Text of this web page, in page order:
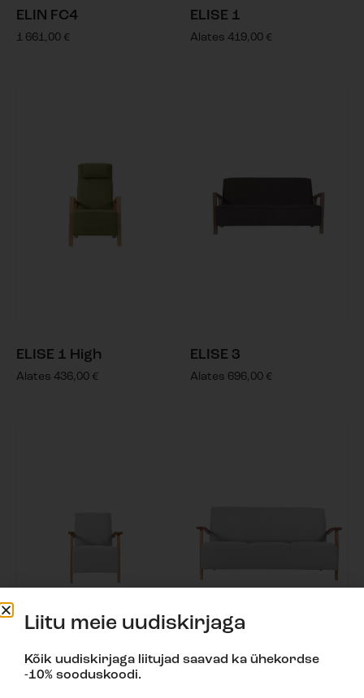
ELIN FC4
1 661,00 €
ELISE 1
Alates 419,00 €
ELISE 1 High
Alates 436,00 €
ELISE 3
Alates 696,00 €
Liitu meie uudiskirjaga
Kõik uudiskirjaga liitujad saavad ka ühekordse
-10% sooduskoodi.